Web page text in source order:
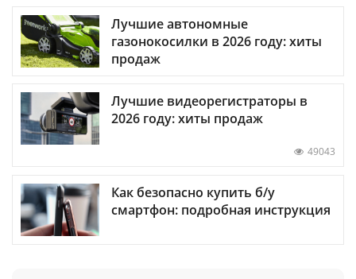
Лучшие автономные
газонокосилки в 2026 году: хиты
продаж
Лучшие видеорегистраторы в
2026 году: хиты продаж
49043
Как безопасно купить б/у
смартфон: подробная инструкция